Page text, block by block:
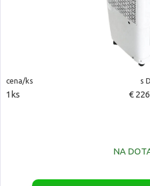
cena/ks s
1ks €
NA